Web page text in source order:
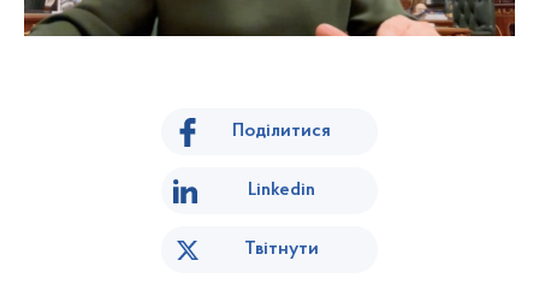
Поділитися
Linkedin
Твітнути